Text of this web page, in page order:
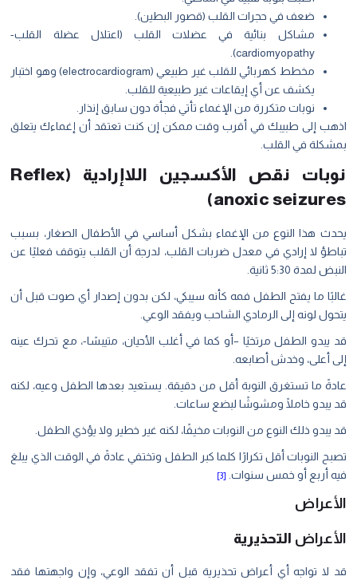
ضعف في حجرات القلب (قصور البطين).
مشاكل بنائية في عضلات القلب (اعتلال عضلة القلب-
cardiomyopathy).
مخطط كهربائي للقلب غير طبيعي (electrocardiogram) وهو اختبار
يكشف عن أي إيقاعات غير طبيعية للقلب.
نوبات متكررة من الإغماء تأتي فجأة دون سابق إنذار.
اذهب إلى طبيبك في أقرب وقت ممكن إن كنت تعتقد أن إغماءك يتعلق
بمشكلة في القلب.
نوبات نقص الأكسجين اللاإرادية (Reflex
anoxic seizures
)
يحدث هذا النوع من الإغماء بشكل أساسي في الأطفال الصغار، بسبب
تباطؤ لا إرادي في معدل ضربات القلب، لدرجة أن القلب يتوقف فعليًا عن
النبض لمدة 5:30 ثانية.
غالبًا ما يفتح الطفل فمه كأنه سيبكي، لكن بدون إصدار أي صوت قبل أن
يتحول لونه إلى الرمادي الشاحب ويفقد الوعي.
قد يبدو الطفل مرتخيًا –أو كما في أغلب الأحيان، متيبسًا-، مع تحرك عينه
إلى أعلى، وخدش أصابعه.
عادةً ما تستغرق النوبة أقل من دقيقة. يستعيد بعدها الطفل وعيه، لكنه
قد يبدو خاملًا ومشوشًا لبضع ساعات.
قد يبدو ذلك النوع من النوبات مخيفًا، لكنه غير خطير ولا يؤذي الطفل.
تصبح النوبات أقل تكرارًا كلما كبر الطفل وتختفي عادةً في الوقت الذي يبلغ
فيه أربع أو خمس سنوات. [3]
الأعراض
الأعراض التحذيرية
قد لا تواجه أي أعراض تحذيرية قبل أن تفقد الوعي، وإن واجهتها فقد